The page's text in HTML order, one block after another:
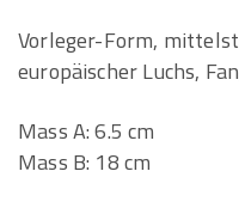
Vorleger-Form,
europäischer Luchs,
Mass A: 6.5 cm
Mass B: 18 cm